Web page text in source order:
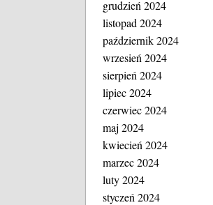
grudzień 2024
listopad 2024
październik 2024
wrzesień 2024
sierpień 2024
lipiec 2024
czerwiec 2024
maj 2024
kwiecień 2024
marzec 2024
luty 2024
styczeń 2024